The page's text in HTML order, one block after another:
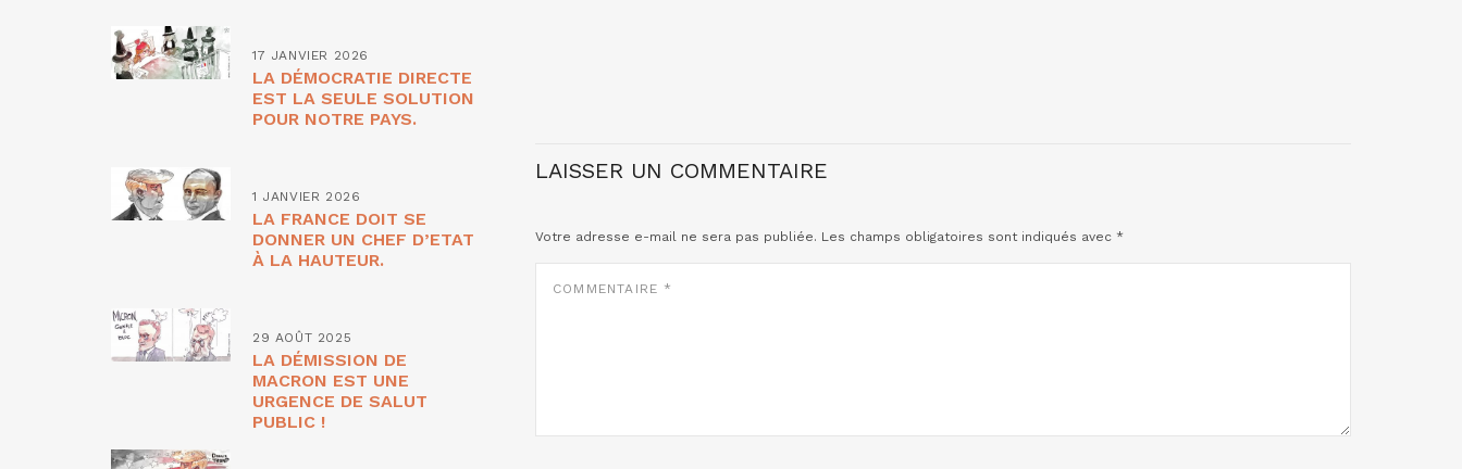
LAISSER UN COMMENTAIRE
Votre adresse e-mail ne sera pas publiée. Les champs obligatoires sont indiqués avec *
17 JANVIER 2026
LA DÉMOCRATIE DIRECTE
EST LA SEULE SOLUTION
POUR NOTRE PAYS.
1 JANVIER 2026
LA FRANCE DOIT SE
DONNER UN CHEF D’ETAT
À LA HAUTEUR.
29 AOÛT 2025
LA DÉMISSION DE
MACRON EST UNE
URGENCE DE SALUT
PUBLIC !